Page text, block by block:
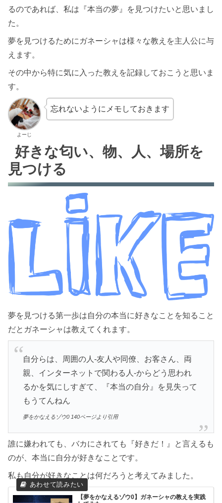
るのであれば、私は『本当の夢』を見つけたいと思いまし
た。
夢を見つけるためにガネーシャは様々な教えを主人公に与
えます。
その中から特に気に入った教えを記録しておこうと思いま
す。
よーじ
忘れないようにメモしておきます
好きな匂い、物、人、場所を
見つける
夢を見つける第一歩は自分の本当に好きなことを知ること
だとガネーシャは教えてくれます。
自分らは、周囲の人-友人や同僚、お客さん、両
親、インターネットで関わる人-からどう思われ
るかを気にしすぎて、『本当の自分』を見失って
もうてんねん
夢をかなえるゾウ0 140ページより引用
誰に嫌われても、バカにされても『好きだ！』と言えるも
のが、本当に自分が好きなことです。
私も自分が好きなことは何だろうと考えてみました。
【夢をかなえるゾウ0】ガネーシャの教えを実践